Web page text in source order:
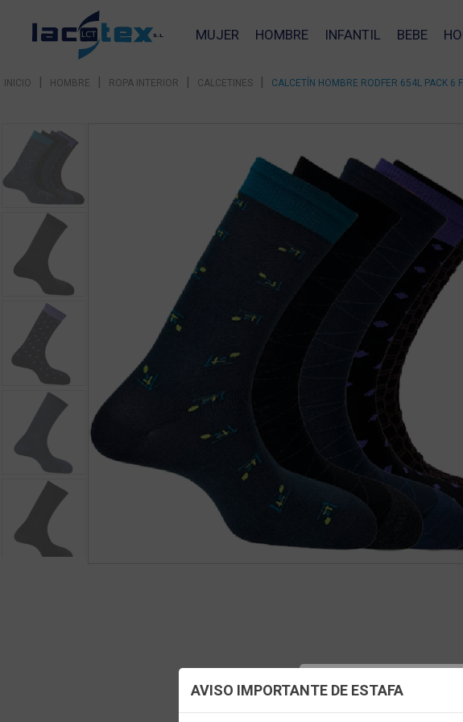
MUJER HOMBRE INFANTIL BEBE
INICIO | HOMBRE | ROPA INTERIOR | CALCETINES | CALCETÍN HOMBRE RODFER 654L PACK 6
Configuración de
AVISO IMPORTANTE DE ESTAFA